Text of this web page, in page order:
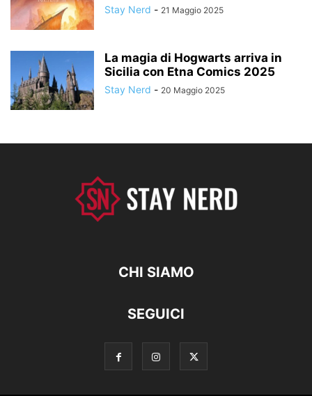
Stay Nerd - 21 Maggio 2025
La magia di Hogwarts arriva in
Sicilia con Etna Comics 2025
Stay Nerd - 20 Maggio 2025
CHI SIAMO
SEGUICI